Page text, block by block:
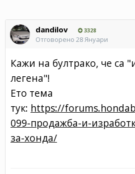
dandilov 3328
Отговорено 28 Януари
Кажи на бултрако, че са
легена"!
Ето тема
тук: https://
099-продажба-и-
за-хонда/